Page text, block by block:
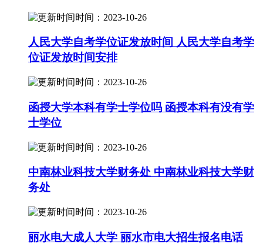
时间：2023-10-26
人民大学自考学位证发放时间 人民大学自考学
位证发放时间安排
时间：2023-10-26
函授大学本科有学士学位吗 函授本科有没有学
士学位
时间：2023-10-26
中南林业科技大学财务处 中南林业科技大学财
务处
时间：2023-10-26
丽水电大成人大学 丽水市电大招生报名电话